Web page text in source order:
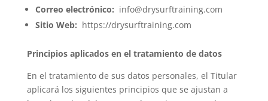
Correo electrónico: info@drysurftraining.com
Sitio Web: https://drysurftraining.com
Principios aplicados en el tratamiento de datos
En el tratamiento de sus datos personales, el Titular
aplicará los siguientes principios que se ajustan a